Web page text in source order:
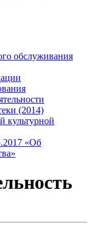
обслуживания
(2014)
культурной
«Об